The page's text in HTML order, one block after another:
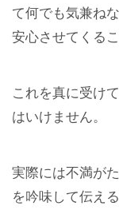
て何でも気兼ね
安心させてくる
これを真に受け
はいけません。
実際には不満が
を吟味して伝え